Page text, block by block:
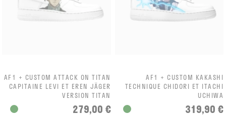
AF1 + CUSTOM ATTACK ON TITAN
CAPITAINE LEVI ET EREN JÄGER
VERSION TITAN
279,00 €
AF1 + CUSTOM KAKASHI
TECHNIQUE CHIDORI ET ITACHI
UCHIWA
319,90 €